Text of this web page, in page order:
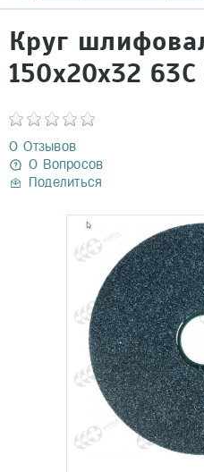
Круг
150х20х32
0 Отзывов
0 Вопросов
Поделиться